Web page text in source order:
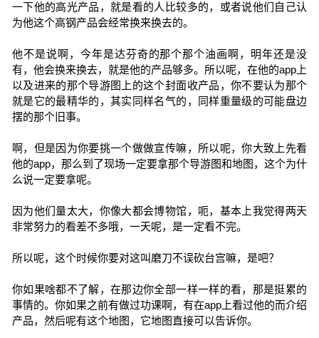
一下他的高光产品，就是看的人比较多的，或者说他们自己认
为他这个高钢产品会经常换来换去的。
他不是说啊，今年是达芬奇的那个那个油画啊，明年还是没
有，他会换来换去，就是他的产品够多。所以呢，在他的app上
以及进来的那个导游图上的这个封面收产品，你不要认为那个
就是它的最精华的，其实同样名气的，同样重量级的可能盘边
摆的那个旧事。
啊，但是因为你要挑一个做做宣传嘛，所以呢，你大致上先看
他的app，那么到了现场一定要拿那个导游图和地图，这个为什
么说一定要拿呢。
因为他们量太大，你像大都会博物馆，呃，基本上我觉得两天
非常努力的看差不多哦，一天呢，是一定看不完。
所以呢，这个时候你要对这叫磨刀不误砍台宫嘛，是吧？
你如果啥都不了解，在那边你全部一样一样的看，那是挺累的
事情的。你如果之前有做过功课啊，有在app上看过他的而介绍
产品，然后呢有这个地图，它地图直接可以告诉你。